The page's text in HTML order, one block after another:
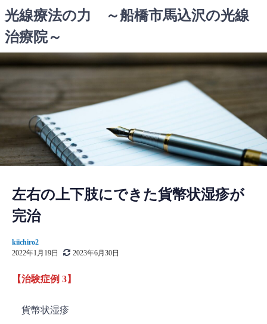
ン
テ
ツ
ス
光線療法の力 ～船橋市馬込沢の光線
治療院～
左右の上下肢にできた貨幣状湿疹が
完治
kiichiro2
2022年1月19日
2023年6月30日
【治験症例 3】
貨幣状湿疹